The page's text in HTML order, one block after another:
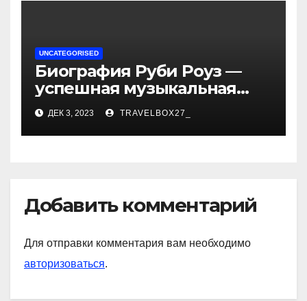
UNCATEGORISED
Биография Руби Роуз —
успешная музыкальная
карьера, личная жизнь и
знаковые достижения
ДЕК 3, 2023 TRAVELBOX27_
Добавить комментарий
Для отправки комментария вам необходимо
авторизоваться.